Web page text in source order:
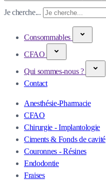
Je cherche...
Consommables
CFAO
Qui sommes-nous ?
Contact
Anesthésie-Pharmacie
CFAO
Chirurgie - Implantologie
Ciments & Fonds de cavité
Couronnes - Résines
Endodontie
Fraises